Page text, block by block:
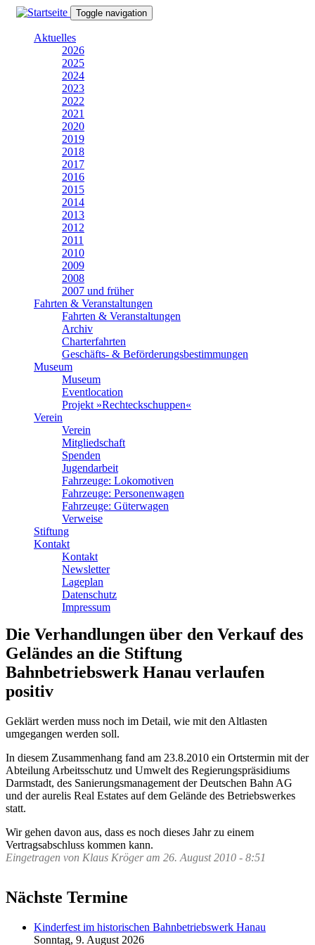
Direkt
Toggle navigation
Aktuelles
2026
2025
2024
2023
2022
2021
2020
2019
2018
2017
2016
2015
2014
2013
2012
2011
2010
2009
2008
2007 und früher
Fahrten & Veranstaltungen
Fahrten & Veranstaltungen
Archiv
Charterfahrten
Geschäfts- & Beförderungsbestimmungen
Museum
Museum
Eventlocation
Projekt »Rechteckschuppen«
Verein
Verein
Mitgliedschaft
Spenden
Jugendarbeit
Fahrzeuge: Lokomotiven
Fahrzeuge: Personenwagen
Fahrzeuge: Güterwagen
Verweise
Stiftung
Kontakt
Kontakt
Newsletter
Lageplan
Datenschutz
Impressum
Die Verhandlungen über den Verkauf des
Geländes an die Stiftung
Bahnbetriebswerk Hanau verlaufen
positiv
Geklärt werden muss noch im Detail, wie mit den Altlasten
umgegangen werden soll.
In diesem Zusammenhang fand am 23.8.2010 ein Ortstermin mit der
Abteilung Arbeitsschutz und Umwelt des Regierungspräsidiums
Darmstadt, des Sanierungsmanagement der Deutschen Bahn AG
und der aurelis Real Estates auf dem Gelände des Betriebswerkes
statt.
Wir gehen davon aus, dass es noch dieses Jahr zu einem
Vertragsabschluss kommen kann.
Eingetragen von Klaus Krögeram 26. August 2010 - 8:51
Nächste Termine
Kinderfest im historischen Bahnbetriebswerk Hanau
Sonntag, 9. August 2026